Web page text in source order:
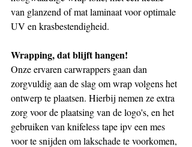
van glanzend of mat laminaat voor optimale
UV en krasbestendigheid.
Wrapping, dat blijft hangen!
Onze ervaren carwrappers gaan dan
zorgvuldig aan de slag om wrap volgens het
ontwerp te plaatsen. Hierbij nemen ze extra
zorg voor de plaatsing van de logo's, en het
gebruiken van knifeless tape ipv een mes
voor te snijden om lakschade te voorkomen,